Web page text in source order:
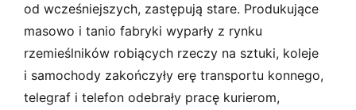
od wcześniejszych, zastępują stare. Produkujące
masowo i tanio fabryki wyparły z rynku
rzemieślników robiących rzeczy na sztuki, koleje
i samochody zakończyły erę transportu konnego,
telegraf i telefon odebrały pracę kurierom,